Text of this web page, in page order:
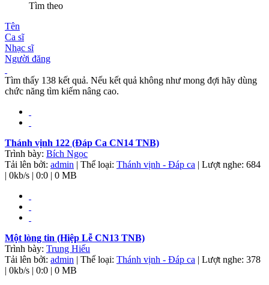
Tìm theo
Tên
Ca sĩ
Nhạc sĩ
Người đăng
Tìm thấy 138 kết quả. Nếu kết quả không như mong đợi hãy dùng
chức năng tìm kiếm nâng cao.
Thánh vịnh 122 (Đáp Ca CN14 TNB)
Trình bày: Bích Ngọc
Tải lên bởi: admin | Thể loại: Thánh vịnh - Đáp ca | Lượt nghe: 684
| 0kb/s | 0:0 | 0 MB
Một lòng tin (Hiệp Lễ CN13 TNB)
Trình bày: Trung Hiếu
Tải lên bởi: admin | Thể loại: Thánh vịnh - Đáp ca | Lượt nghe: 378
| 0kb/s | 0:0 | 0 MB